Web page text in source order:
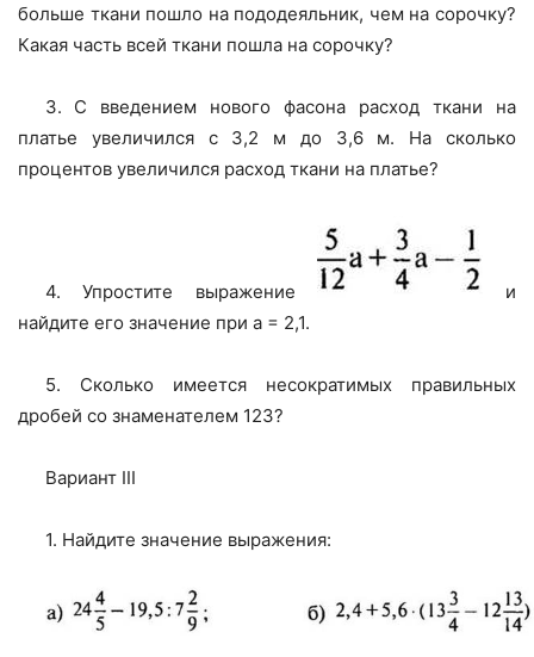
больше ткани пошло на пододеяльник, чем на сорочку?
Какая часть всей ткани пошла на сорочку?
3. С введением нового фасона расход ткани на
платье увеличился с 3,2 м до 3,6 м. На сколько
процентов увеличился расход ткани на платье?
4. Упростите выражение
и
найдите его значение при а = 2,1.
5. Сколько имеется несократимых правильных
дробей со знаменателем 123?
Вариант III
1. Найдите значение выражения: